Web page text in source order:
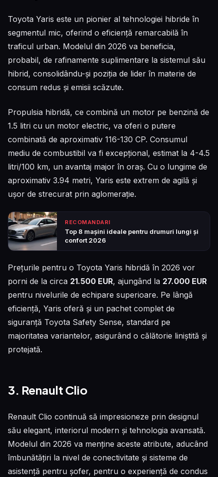
Toyota Yaris este un pionier al tehnologiei hibride în
segmentul mic, oferind o eficiență remarcabilă în
traficul urban. Modelul din 2026 va beneficia,
probabil, de rafinamente suplimentare la sistemul său
hibrid, consolidându-și poziția de lider în materie de
consum redus și emisii scăzute.
Propulsia hibridă, ce combină un motor pe benzină de
1.5 litri cu un motor electric, va oferi o putere
combinată de aproximativ 116-130 CP. Consumul
mediu de combustibil va fi excepțional, estimat la 4-4.5
litri/100 km, un avantaj major în oraș. Cu o lungime de
aproximativ 3.94 metri, Yaris este extrem de agilă și
ușor de strecurat prin aglomerație.
RECOMANDARI
Top 8 mașini ideale pentru drumuri lungi și
confort 2026
Prețurile pentru o Toyota Yaris hibridă în 2026 vor
porni de la circa 21.500 EUR, ajungând la 27.000 EUR
pentru nivelurile de echipare superioare. Pe lângă
eficiență, Yaris oferă și un pachet complet de
siguranță Toyota Safety Sense, standard pe
majoritatea variantelor, asigurând o călătorie liniștită și
protejată.
3. Renault Clio
Renault Clio continuă să impresioneze prin designul
său elegant, interiorul modern și tehnologia avansată.
Modelul din 2026 va menține aceste atribute, aducând
îmbunătățiri la nivel de conectivitate și sisteme de
asistență pentru șofer, pentru o experiență de condus